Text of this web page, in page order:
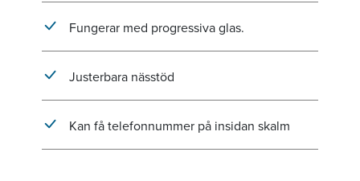
Fungerar med progressiva glas.
Justerbara nässtöd
Kan få telefonnummer på insidan skalm